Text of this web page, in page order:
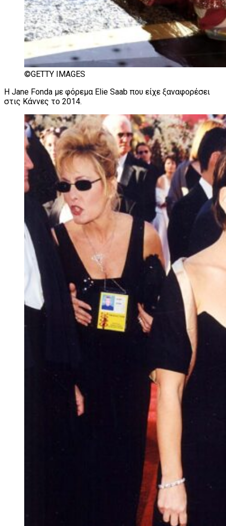
©GETTY IMAGES
Η Jane Fonda με φόρεμα Elie Saab που είχε ξαναφορέσει
στις Κάννες το 2014.